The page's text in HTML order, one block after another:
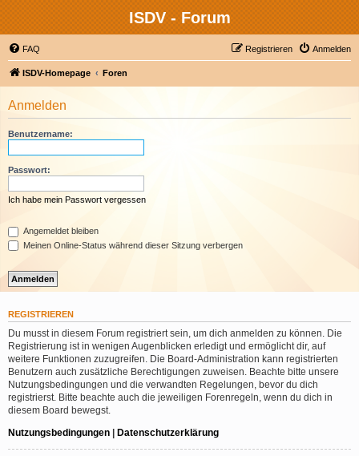
ISDV - Forum
FAQ Anmelden
Registrieren
ISDV-Homepage Foren
Anmelden
Benutzername:
Passwort:
Ich habe mein Passwort vergessen
Angemeldet bleiben
Meinen Online-Status während dieser Sitzung verbergen
REGISTRIEREN
Du musst in diesem Forum registriert sein, um dich anmelden zu können. Die
Registrierung ist in wenigen Augenblicken erledigt und ermöglicht dir, auf
weitere Funktionen zuzugreifen. Die Board-Administration kann registrierten
Benutzern auch zusätzliche Berechtigungen zuweisen. Beachte bitte unsere
Nutzungsbedingungen und die verwandten Regelungen, bevor du dich
registrierst. Bitte beachte auch die jeweiligen Forenregeln, wenn du dich in
diesem Board bewegst.
Nutzungsbedingungen | Datenschutzerklärung